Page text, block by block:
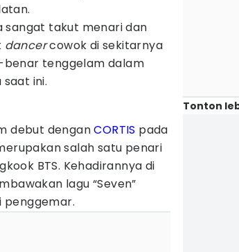
sangat takut menari dan
dancercowok di sekitarnya
benar tenggelam dalam
ini.
debut denganCORTIS pada
salah satu penari
BTS. Kehadirannya di
lagu “Seven”
penggemar.
Tonton